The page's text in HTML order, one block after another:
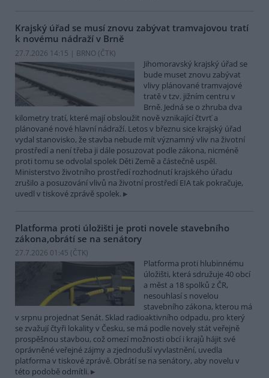
Krajský úřad se musí znovu zabývat tramvajovou tratí
k novému nádraží v Brně
27.7.2026 14:15 | BRNO (ČTK)
Jihomoravský krajský úřad se
bude muset znovu zabývat
vlivy plánované tramvajové
tratě v tzv. jižním centru v
Brně. Jedná se o zhruba dva
kilometry tratí, které mají obsloužit nově vznikající čtvrť a
plánované nové hlavní nádraží. Letos v březnu sice krajský úřad
vydal stanovisko, že stavba nebude mít významný vliv na životní
prostředí a není třeba ji dále posuzovat podle zákona, nicméně
proti tomu se odvolal spolek Děti Země a částečně uspěl.
Ministerstvo životního prostředí rozhodnutí krajského úřadu
zrušilo a posuzování vlivů na životní prostředí EIA tak pokračuje,
uvedl v tiskové zprávě spolek.
Platforma proti úložišti je proti novele stavebního
zákona,obrátí se na senátory
27.7.2026 01:45 (ČTK)
Platforma proti hlubinnému
úložišti, která sdružuje 40 obcí
a měst a 18 spolků z ČR,
nesouhlasí s novelou
stavebního zákona, kterou má
v srpnu projednat Senát. Sklad radioaktivního odpadu, pro který
se zvažují čtyři lokality v Česku, se má podle novely stát veřejně
prospěšnou stavbou, což omezí možnosti obcí i krajů hájit své
oprávněné veřejné zájmy a zjednoduší vyvlastnění, uvedla
platforma v tiskové zprávě. Obrátí se na senátory, aby novelu v
této podobě odmítli.